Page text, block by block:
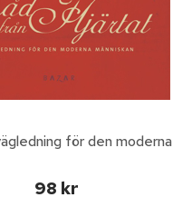
för den moderna
98 kr